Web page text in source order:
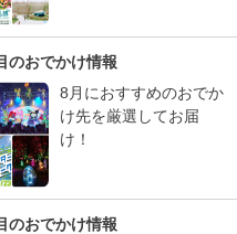
のおでかけ情報
8月におすすめのおでか
け先を厳選してお届
け！
のおでかけ情報